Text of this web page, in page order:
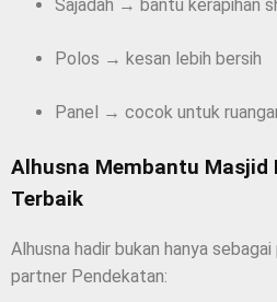
Sajadah → bantu kerapihan
Polos → kesan lebih bersih
Panel → cocok untuk
Alhusna Membantu Masjid
Terbaik
Alhusna hadir bukan hanya
partner Pendekatan: